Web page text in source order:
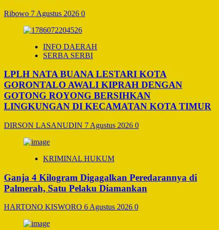
Ribowo 7 Agustus 2026 0
INFO DAERAH
SERBA SERBI
LPLH NATA BUANA LESTARI KOTA
GORONTALO AWALI KIPRAH DENGAN
GOTONG ROYONG BERSIHKAN
LINGKUNGAN DI KECAMATAN KOTA TIMUR
DIRSON LASANUDIN 7 Agustus 2026 0
KRIMINAL HUKUM
Ganja 4 Kilogram Digagalkan Peredarannya di
Palmerah, Satu Pelaku Diamankan
HARTONO KISWORO 6 Agustus 2026 0